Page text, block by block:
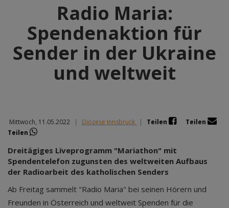
Radio Maria:
Spendenaktion für
Sender in der Ukraine
und weltweit
Mittwoch, 11.05.2022 | Diözese Innsbruck | Teilen
Teilen
Teilen
Dreitägiges Liveprogramm "Mariathon" mit
Spendentelefon zugunsten des weltweiten Aufbaus
der Radioarbeit des katholischen Senders
Ab Freitag sammelt "Radio Maria" bei seinen Hörern und
Freunden in Österreich und weltweit Spenden für die